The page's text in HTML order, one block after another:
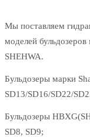
Мы поставляем
моделей
SHEHWA.
Бульдозеры марки
SD13/SD16/SD22/
Бульдозеры
SD8, SD9;